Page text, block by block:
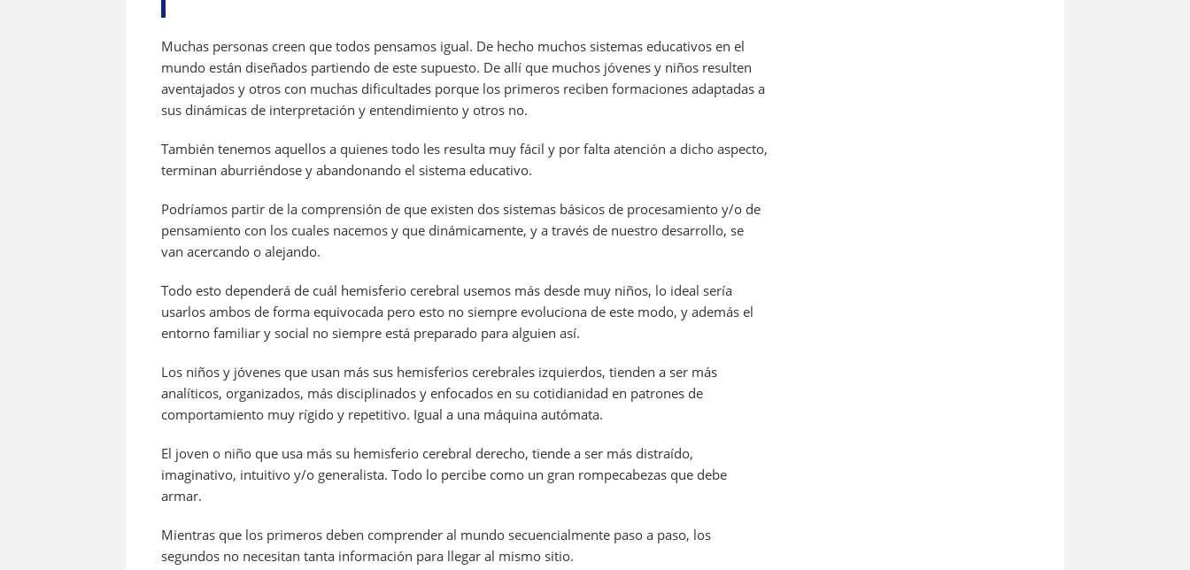
b
o
o
k
A
p
p
a
m
d
s
t dI
n
Muchas personas creen que todos pensamos igual. De hecho muchos sistemas educativos en el
mundo están diseñados partiendo de este supuesto. De allí que muchos jóvenes y niños resulten
aventajados y otros con muchas dificultades porque los primeros reciben formaciones adaptadas a
sus dinámicas de interpretación y entendimiento y otros no.
También tenemos aquellos a quienes todo les resulta muy fácil y por falta atención a dicho aspecto,
terminan aburriéndose y abandonando el sistema educativo.
Podríamos partir de la comprensión de que existen dos sistemas básicos de procesamiento y/o de
pensamiento con los cuales nacemos y que dinámicamente, y a través de nuestro desarrollo, se
van acercando o alejando.
Todo esto dependerá de cuál hemisferio cerebral usemos más desde muy niños, lo ideal sería
usarlos ambos de forma equivocada pero esto no siempre evoluciona de este modo, y además el
entorno familiar y social no siempre está preparado para alguien así.
Los niños y jóvenes que usan más sus hemisferios cerebrales izquierdos, tienden a ser más
analíticos, organizados, más disciplinados y enfocados en su cotidianidad en patrones de
comportamiento muy rígido y repetitivo. Igual a una máquina autómata.
El joven o niño que usa más su hemisferio cerebral derecho, tiende a ser más distraído,
imaginativo, intuitivo y/o generalista. Todo lo percibe como un gran rompecabezas que debe
armar.
Mientras que los primeros deben comprender al mundo secuencialmente paso a paso, los
segundos no necesitan tanta información para llegar al mismo sitio.